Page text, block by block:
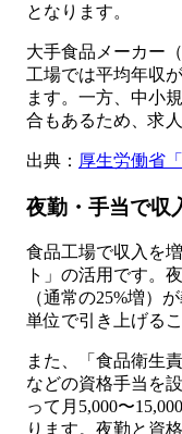
となります。
大手食品メーカー
工場では平均年収
ます。一方、中小
合もあるため、求
出典： 厚生労働省
夜勤・手当で収
食品工場で収入を
ト」の活用です。
（通常の25%増）
単位で引き上げる
また、「食品衛生
などの資格手当を
って月5,000〜
ります。夜勤と資